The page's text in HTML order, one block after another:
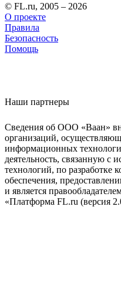
© FL.ru, 2005 – 2026
О проекте
Правила
Безопасность
Помощь
Наши партнеры
Сведения об ООО «Ваан»
организаций,
информационных
деятельность, связанную с
технологий, по разработке
обеспечения,
и является
«Платформа FL.ru (версия